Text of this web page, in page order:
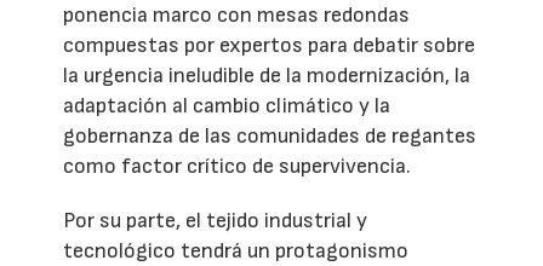
ponencia marco con mesas redondas
compuestas por expertos para debatir sobre
la urgencia ineludible de la modernización, la
adaptación al cambio climático y la
gobernanza de las comunidades de regantes
como factor crítico de supervivencia.
Por su parte, el tejido industrial y
tecnológico tendrá un protagonismo